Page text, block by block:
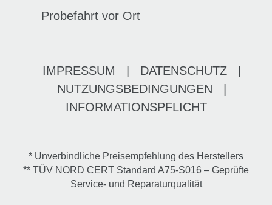
Probefahrt vor Ort
IMPRESSUM DATENSCHUTZ
NUTZUNGSBEDINGUNGEN
INFORMATIONSPFLICHT
* Unverbindliche Preisempfehlung des Herstellers
** TÜV NORD CERT Standard A75-S016 – Geprüfte
Service- und Reparaturqualität